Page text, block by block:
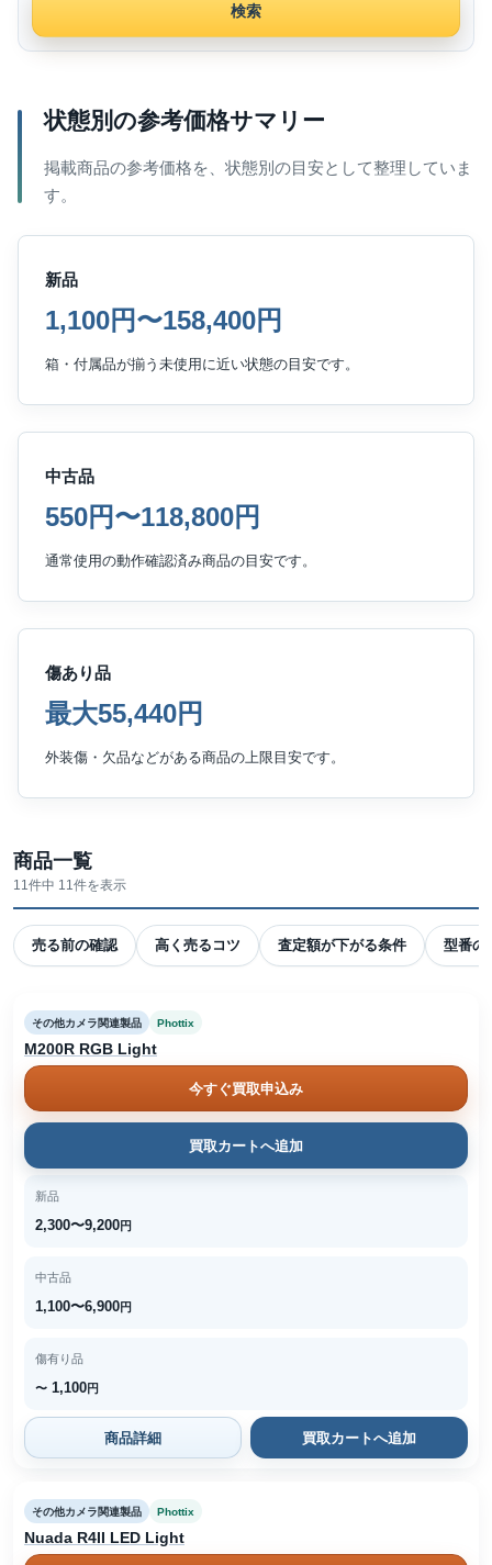
検索
状態別の参考価格サマリー
掲載商品の参考価格を、状態別の目安として整理していま
す。
新品
1,100円〜158,400円
箱・付属品が揃う未使用に近い状態の目安です。
中古品
550円〜118,800円
通常使用の動作確認済み商品の目安です。
傷あり品
最大55,440円
外装傷・欠品などがある商品の上限目安です。
商品一覧
11件中 11件を表示
売る前の確認 高く売るコツ 査定額が下がる条件 型番の
その他カメラ関連製品 Phottix
M200R RGB Light
今すぐ買取申込み
買取カートへ追加
新品
2,300〜9,200円
中古品
1,100〜6,900円
傷有り品
〜 1,100円
商品詳細 買取カートへ追加
その他カメラ関連製品 Phottix
Nuada R4II LED Light